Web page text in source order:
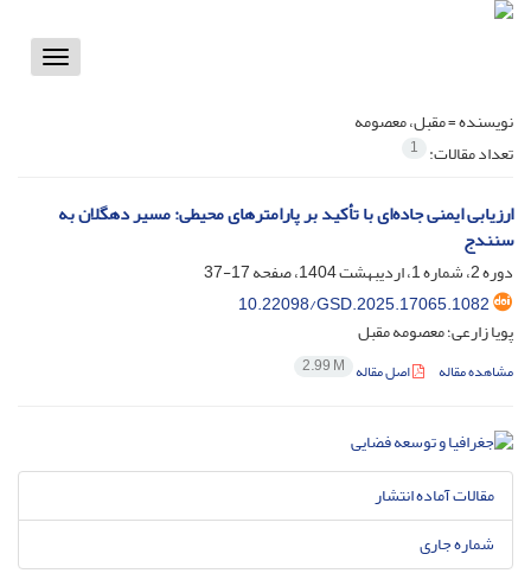
Toggle
نویسنده =مقبل، معصومه
تعداد مقالات: 1
ارزیابی ایمنی جاده‌ای با تأکید بر پارامترهای محیطی: مسیر دهگلان به
سنندج
دوره 2، شماره 1، اردیبهشت 1404، صفحه
17-37
10.22098/GSD.2025.17065.1082
پویا زارعی؛ معصومه مقبل
مشاهده مقاله اصل مقاله 2.99 M
مقالات آماده انتشار
شماره جاری